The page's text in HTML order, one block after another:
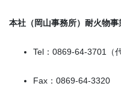
本社（岡山事務所）耐火物事
Tel：0869-64-3701（代
Fax：0869-64-3320